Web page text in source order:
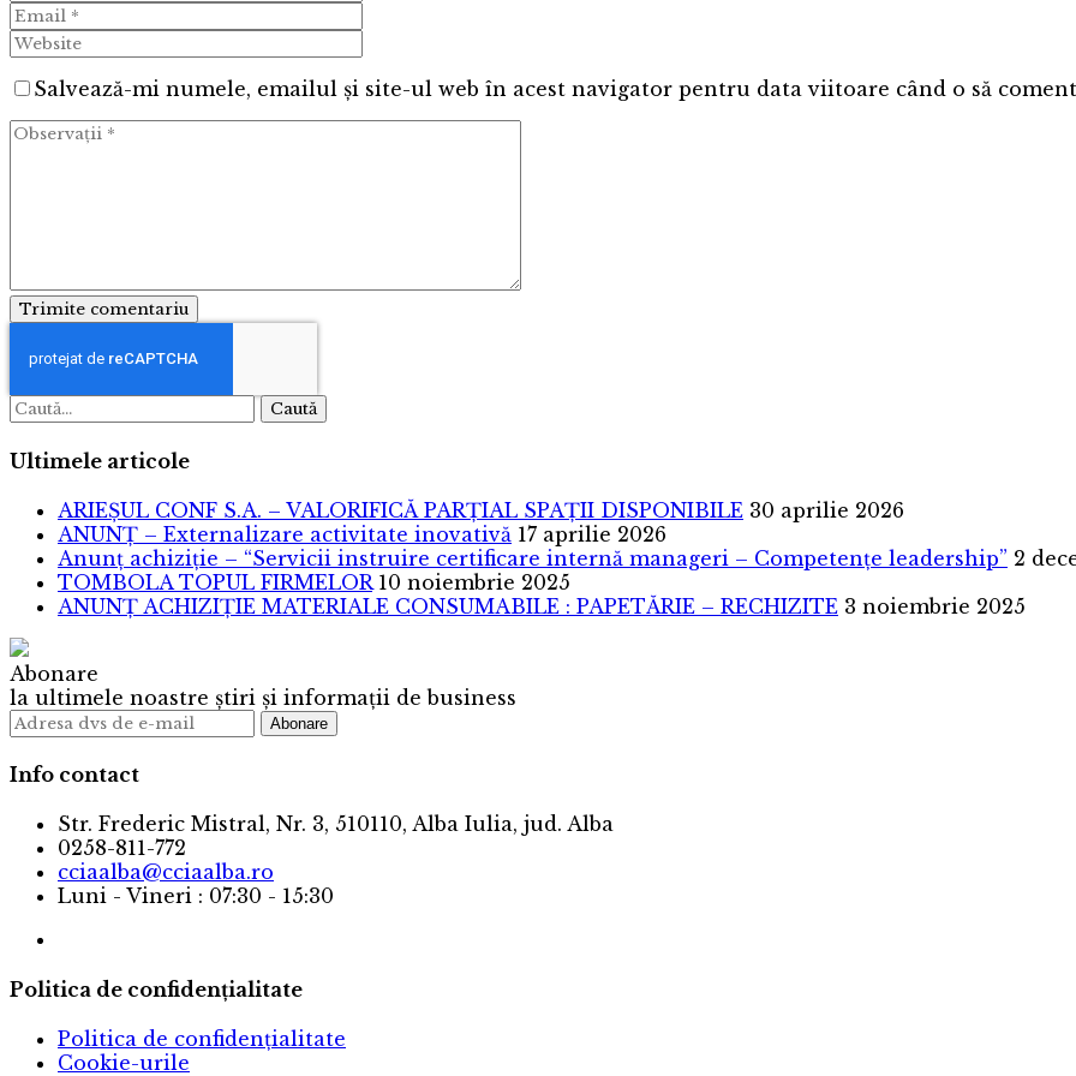
Salvează-mi numele, emailul și site-ul web în acest navigator pentru data viitoare când o să
Trimite comentariu
Caută
Ultimele articole
ARIEȘUL CONF S.A. – VALORIFICĂ PARȚIAL SPAȚII DISPONIBILE 30 aprilie 2026
ANUNȚ – Externalizare activitate inovativă 17 aprilie 2026
Anunț achiziție – “Servicii instruire certificare internă manageri – Competențe leadership” 2
TOMBOLA TOPUL FIRMELOR 10 noiembrie 2025
ANUNȚ ACHIZIȚIE MATERIALE CONSUMABILE : PAPETĂRIE – RECHIZITE 3 noiembrie 2025
Abonare
la ultimele noastre știri și informații de business
Info contact
Str. Frederic Mistral, Nr. 3, 510110, Alba Iulia, jud. Alba
0258-811-772
cciaalba@cciaalba.ro
Luni - Vineri : 07:30 - 15:30
Politica de confidențialitate
Politica de confidențialitate
Cookie-urile